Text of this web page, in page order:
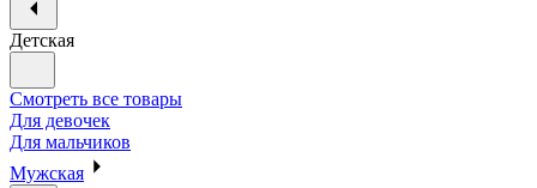
Детская
Смотреть все товары
Для девочек
Для мальчиков
Мужская